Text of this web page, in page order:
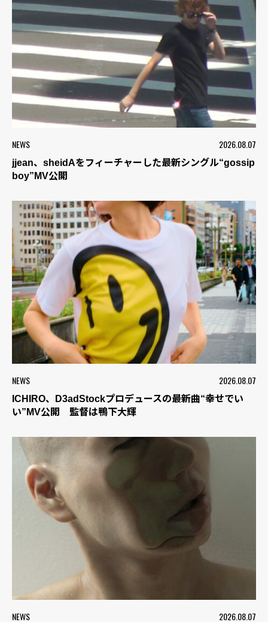
NEWS 2026.08.07
jjean、sheidAをフィーチャーした最新シングル“gossip
boy”MV公開
NEWS 2026.08.07
ICHIRO、D3adStockプロデュースの最新曲“幸せでい
い”MV公開 監督は鴨下大輝
NEWS 2026.08.07